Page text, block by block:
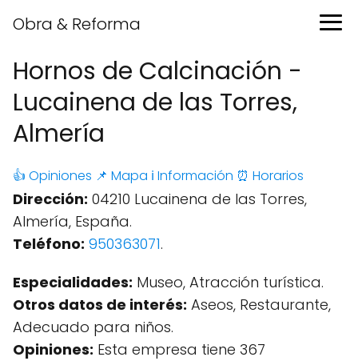
Obra & Reforma
Hornos de Calcinación -
Lucainena de las Torres,
Almería
👍 Opiniones 📌 Mapa ℹ️ Información ⏰ Horarios
Dirección: 04210 Lucainena de las Torres,
Almería, España.
Teléfono: 950363071.
Especialidades: Museo, Atracción turística.
Otros datos de interés: Aseos, Restaurante,
Adecuado para niños.
Opiniones: Esta empresa tiene 367